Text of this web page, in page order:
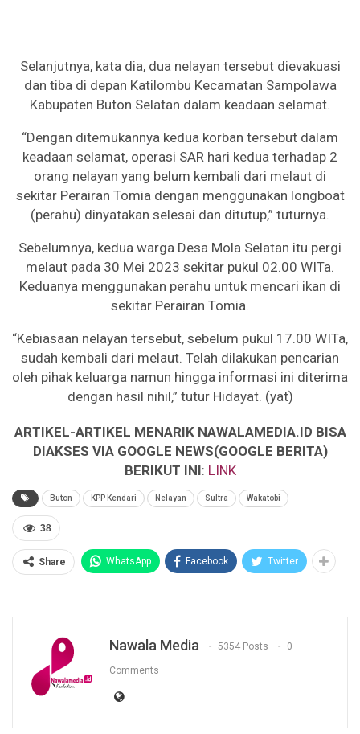
Selanjutnya, kata dia, dua nelayan tersebut dievakuasi
dan tiba di depan Katilombu Kecamatan Sampolawa
Kabupaten Buton Selatan dalam keadaan selamat.
“Dengan ditemukannya kedua korban tersebut dalam
keadaan selamat, operasi SAR hari kedua terhadap 2
orang nelayan yang belum kembali dari melaut di
sekitar Perairan Tomia dengan menggunakan longboat
(perahu) dinyatakan selesai dan ditutup,” tuturnya.
Sebelumnya, kedua warga Desa Mola Selatan itu pergi
melaut pada 30 Mei 2023 sekitar pukul 02.00 WITa.
Keduanya menggunakan perahu untuk mencari ikan di
sekitar Perairan Tomia.
“Kebiasaan nelayan tersebut, sebelum pukul 17.00 WITa,
sudah kembali dari melaut. Telah dilakukan pencarian
oleh pihak keluarga namun hingga informasi ini diterima
dengan hasil nihil,” tutur Hidayat. (yat)
ARTIKEL-ARTIKEL MENARIK NAWALAMEDIA.ID BISA
DIAKSES VIA GOOGLE NEWS(GOOGLE BERITA)
BERIKUT INI: LINK
Buton KPP Kendari Nelayan Sultra Wakatobi
38
Share WhatsApp Facebook Twitter
Nawala Media 5354 Posts 0
Comments